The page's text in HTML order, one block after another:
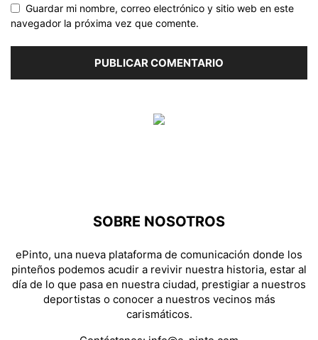
Guardar mi nombre, correo electrónico y sitio web en este
navegador la próxima vez que comente.
SOBRE NOSOTROS
ePinto, una nueva plataforma de comunicación donde los
pinteños podemos acudir a revivir nuestra historia, estar al
día de lo que pasa en nuestra ciudad, prestigiar a nuestros
deportistas o conocer a nuestros vecinos más
carismáticos.